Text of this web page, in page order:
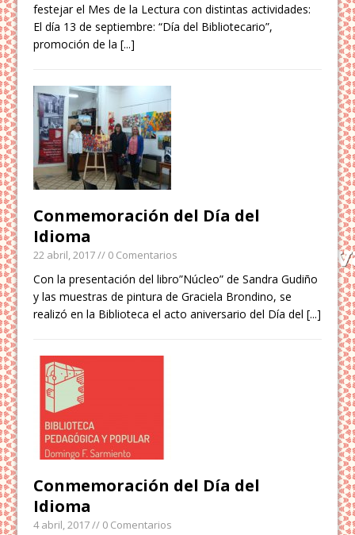
festejar el Mes de la Lectura con distintas actividades:
El día 13 de septiembre: “Día del Bibliotecario”,
promoción de la[...]
Conmemoración del Día del
Idioma
22 abril, 2017// 0 Comentarios
Con la presentación del libro”Núcleo” de Sandra Gudiño
y las muestras de pintura de Graciela Brondino, se
realizó en la Biblioteca el acto aniversario del Día del[...]
Conmemoración del Día del
Idioma
4 abril, 2017// 0 Comentarios